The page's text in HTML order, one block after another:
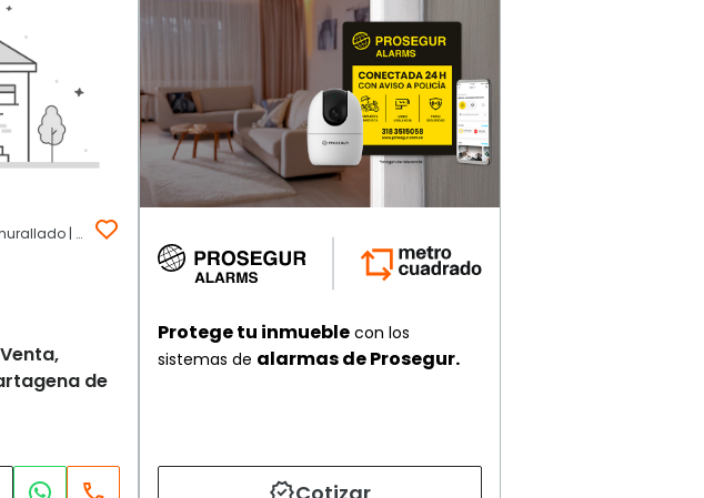
CENTRO HISTORICO | Centro Amurallado | Cartagena de Indias
de
Protege tu inmueble con los
sistemas de alarmas de Prosegur.